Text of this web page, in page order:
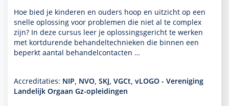
Hoe bied je kin­de­ren en ouders hoop en uitzicht op een
snelle oplos­sing voor pro­ble­men die niet al te complex
zijn? In deze cursus leer je oplos­sings­gericht te werken
met kort­durende behan­deltech­nieken die binnen een
beperkt aantal behan­delcontacten …
Accreditaties: NIP, NVO, SKJ, VGCt, vLOGO - Vereniging
Landelijk Orgaan Gz-opleidingen